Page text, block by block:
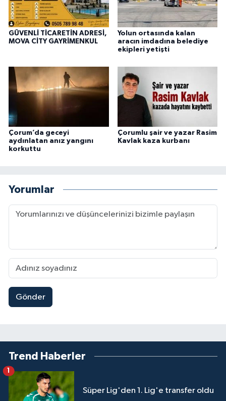
GÜVENLİ TİCARETİN ADRESİ,
MOVA CİTY GAYRİMENKUL
Yolun ortasında kalan
aracın imdadına belediye
ekipleri yetişti
Çorum’da geceyi
aydınlatan anız yangını
korkuttu
Çorumlu şair ve yazar Rasim
Kavlak kaza kurbanı
Yorumlar
Gönder
Trend Haberler
Süper Lig'den 1. Lig'e transfer oldu
1